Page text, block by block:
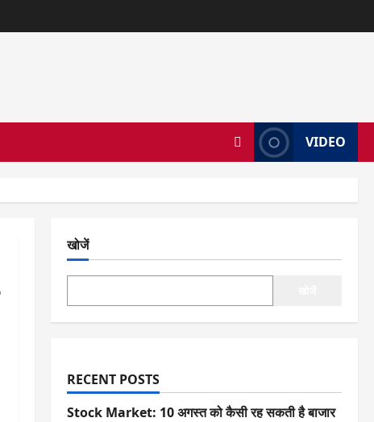
VIDEO
खोजें
RECENT POSTS
Stock Market: 10 अगस्त को कैसी रह सकती है बाजार